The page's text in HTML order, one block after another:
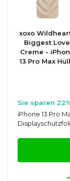
xoxo
Biggest Love
Creme -
13 Pro Max
Sie sparen
iPhone 13 Pro